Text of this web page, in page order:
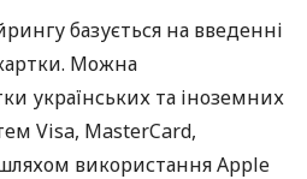
базується на введенні
Можна
українських та іноземних
Visa, MasterCard,
використання Apple